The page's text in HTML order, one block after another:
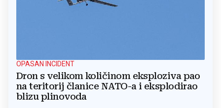
OPASAN INCIDENT
Dron s velikom količinom eksploziva pao
na teritorij članice NATO-a i eksplodirao
blizu plinovoda